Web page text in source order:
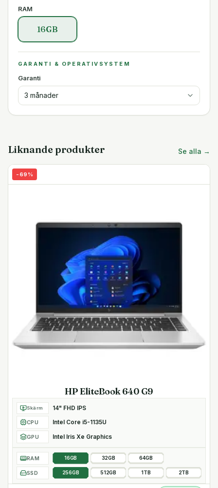
RAM
16GB
GARANTI & OPERATIVSYSTEM
Garanti
3 månader
Liknande produkter Se alla →
- 69 %
HP EliteBook 640 G9
Skärm 14" FHD IPS
CPU Intel Core i5-1135U
GPU Intel Iris Xe Graphics
RAM 16GB 32GB 64GB
SSD 256GB 512GB 1TB 2TB